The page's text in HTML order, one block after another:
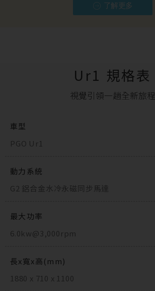
了解更多
Ur1 規格表
視覺引領一趟全新旅程
車型
PGO Ur1
動力系統
G2 鋁合金水冷永磁同步馬達
最大功率
6.0kw@3,000rpm
長x寬x高(mm)
1880 x 710 x 1100